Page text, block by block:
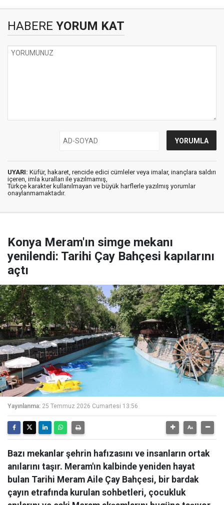
HABERE YORUM KAT
UYARI: Küfür, hakaret, rencide edici cümleler veya imalar, inançlara saldırı
içeren, imla kuralları ile yazılmamış,
Türkçe karakter kullanılmayan ve büyük harflerle yazılmış yorumlar
onaylanmamaktadır.
Konya Meram'ın simge mekanı
yenilendi: Tarihi Çay Bahçesi kapılarını
açtı
Yayınlanma: 25 Temmuz 2026 Cumartesi 13:56
Bazı mekanlar şehrin hafızasını ve insanların ortak
anılarını taşır. Meram'ın kalbinde yeniden hayat
bulan Tarihi Meram Aile Çay Bahçesi, bir bardak
çayın etrafında kurulan sohbetleri, çocukluk